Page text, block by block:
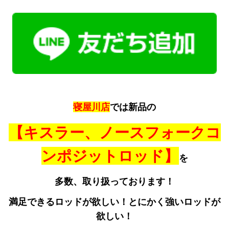
寝屋川店では新品の
【キスラー、ノースフォークコ
ンポジットロッド】
を
多数、取り扱っております！
満足できるロッドが欲しい！とにかく強いロッドが
欲しい！